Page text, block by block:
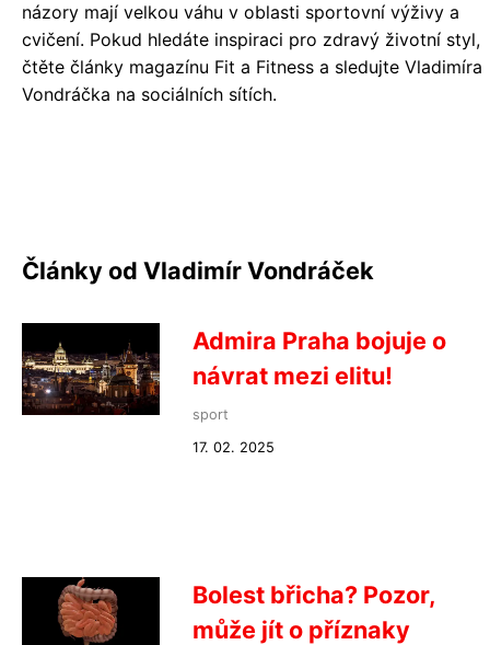
názory mají velkou váhu v oblasti sportovní výživy a
cvičení. Pokud hledáte inspiraci pro zdravý životní styl,
čtěte články magazínu Fit a Fitness a sledujte Vladimíra
Vondráčka na sociálních sítích.
Články od Vladimír Vondráček
Admira Praha bojuje o
návrat mezi elitu!
sport
17. 02. 2025
Bolest břicha? Pozor,
může jít o příznaky